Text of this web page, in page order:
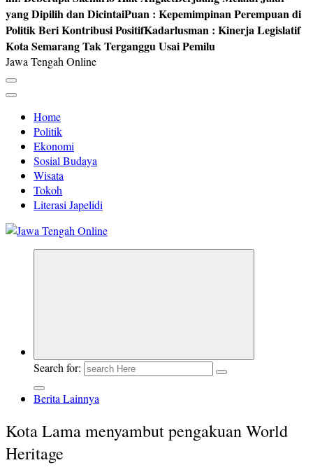
yang Dipilih dan DicintaiPuan : Kepemimpinan Perempuan di
Politik Beri Kontribusi PositifKadarlusman : Kinerja Legislatif
Kota Semarang Tak Terganggu Usai Pemilu
Jawa Tengah Online
Home
Politik
Ekonomi
Sosial Budaya
Wisata
Tokoh
Literasi Japelidi
Search for:
Berita Lainnya
Kota Lama menyambut pengakuan World
Heritage